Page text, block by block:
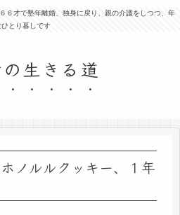
６才で塾年離婚、独身に戻り、親の介護をしつつ、年
ひとり暮しです
生きる道
ノルルクッキー、１年